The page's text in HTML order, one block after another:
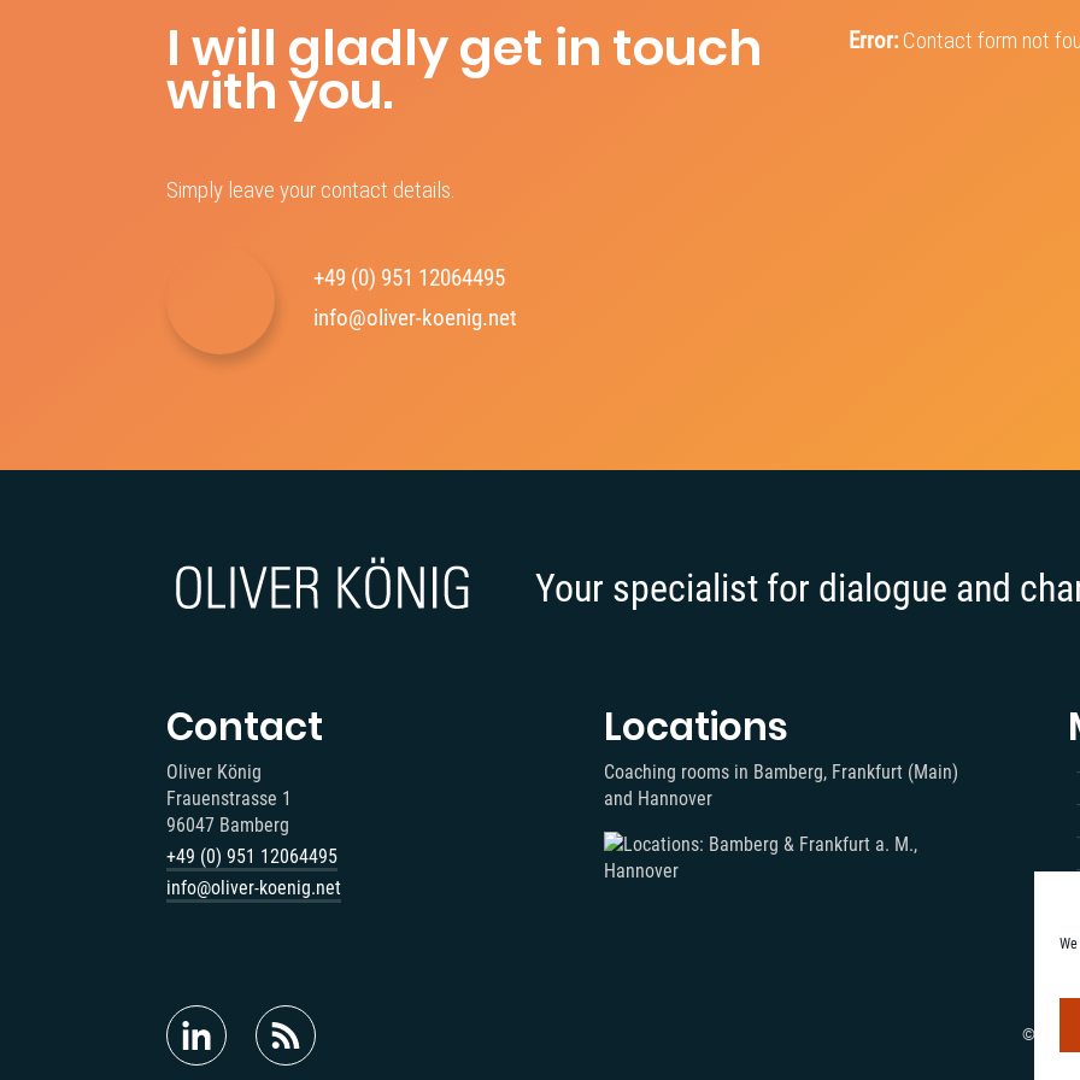
I will gladly get in touch
with you.
Simply leave your contact details.
+49 (0) 951 12064495‬
info@oliver-koenig.net
Error:Contact form not
Your specialist for dialogue and
Contact
Oliver König
Frauenstrasse 1
96047 Bamberg
+49 (0) 951 12064495‬
info@oliver-koenig.net
Locations
Coaching rooms in Bamberg, Frankfurt (Main)
and Hannover
© 2018-